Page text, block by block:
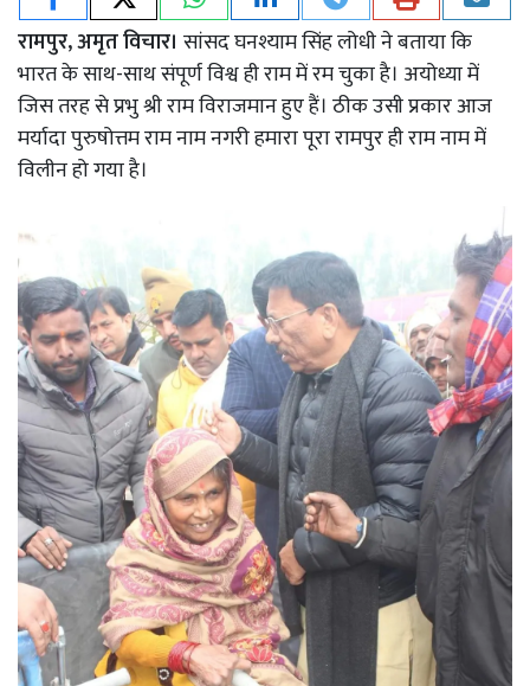
रामपुर, अमृत विचार। सांसद घनश्याम सिंह लोधी ने बताया कि
भारत के साथ-साथ संपूर्ण विश्व ही राम में रम चुका है। अयोध्या में
जिस तरह से प्रभु श्री राम विराजमान हुए हैं। ठीक उसी प्रकार आज
मर्यादा पुरुषोत्तम राम नाम नगरी हमारा पूरा रामपुर ही राम नाम में
विलीन हो गया है।